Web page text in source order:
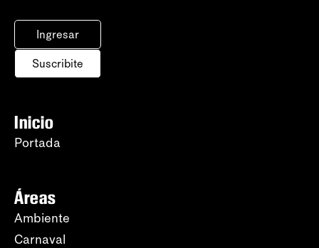
Ingresar
Suscribite
Inicio
Portada
Áreas
Ambiente
Carnaval